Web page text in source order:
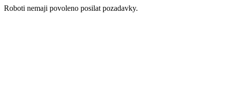
Roboti nemaji povoleno posilat pozadavky.